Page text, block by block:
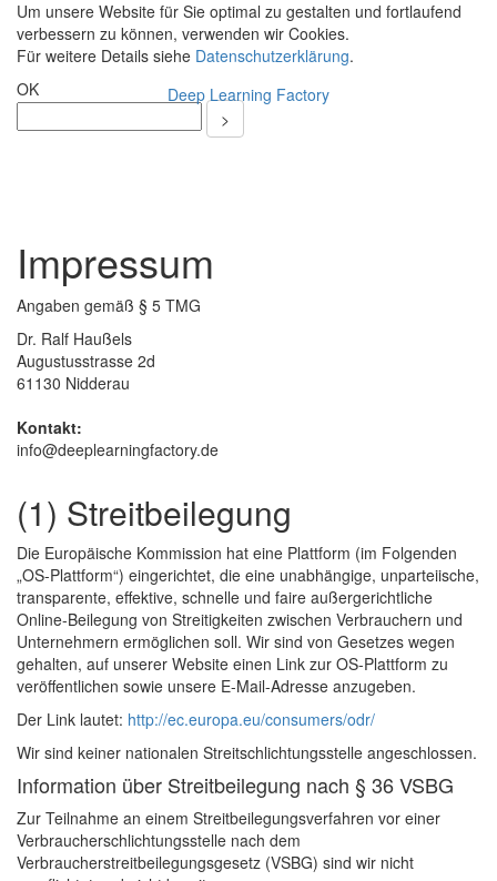
Um unsere Website für Sie optimal zu gestalten und fortlaufend
verbessern zu können, verwenden wir Cookies.
Für weitere Details siehe Datenschutzerklärung.
OK
Deep Learning Factory
Impressum
Angaben gemäß § 5 TMG
Dr. Ralf Haußels
Augustusstrasse 2d
61130 Nidderau
Kontakt:
info@deeplearningfactory.de
(1) Streitbeilegung
Die Europäische Kommission hat eine Plattform (im Folgenden
„OS-Plattform“) eingerichtet, die eine unabhängige, unparteiische,
transparente, effektive, schnelle und faire außergerichtliche
Online-Beilegung von Streitigkeiten zwischen Verbrauchern und
Unternehmern ermöglichen soll. Wir sind von Gesetzes wegen
gehalten, auf unserer Website einen Link zur OS-Plattform zu
veröffentlichen sowie unsere E-Mail-Adresse anzugeben.
Der Link lautet: http://ec.europa.eu/consumers/odr/
Wir sind keiner nationalen Streitschlichtungsstelle angeschlossen.
Information über Streitbeilegung nach § 36 VSBG
Zur Teilnahme an einem Streitbeilegungsverfahren vor einer
Verbraucherschlichtungsstelle nach dem
Verbraucherstreitbeilegungsgesetz (VSBG) sind wir nicht